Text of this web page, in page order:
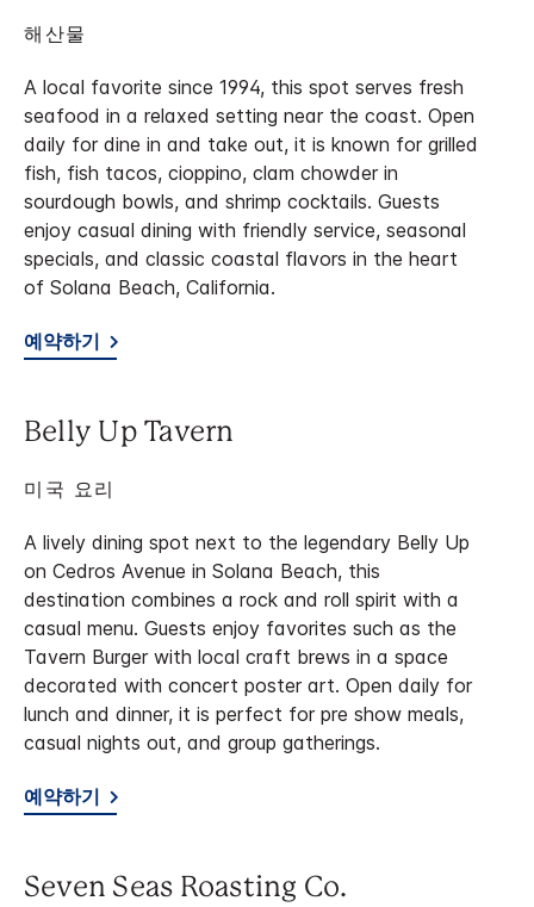
해산물
A local favorite since 1994, this spot serves fresh
seafood in a relaxed setting near the coast. Open
daily for dine in and take out, it is known for grilled
fish, fish tacos, cioppino, clam chowder in
sourdough bowls, and shrimp cocktails. Guests
enjoy casual dining with friendly service, seasonal
specials, and classic coastal flavors in the heart
of Solana Beach, California.
예약하기
Belly Up Tavern
미국 요리
A lively dining spot next to the legendary Belly Up
on Cedros Avenue in Solana Beach, this
destination combines a rock and roll spirit with a
casual menu. Guests enjoy favorites such as the
Tavern Burger with local craft brews in a space
decorated with concert poster art. Open daily for
lunch and dinner, it is perfect for pre show meals,
casual nights out, and group gatherings.
예약하기
Seven Seas Roasting Co.